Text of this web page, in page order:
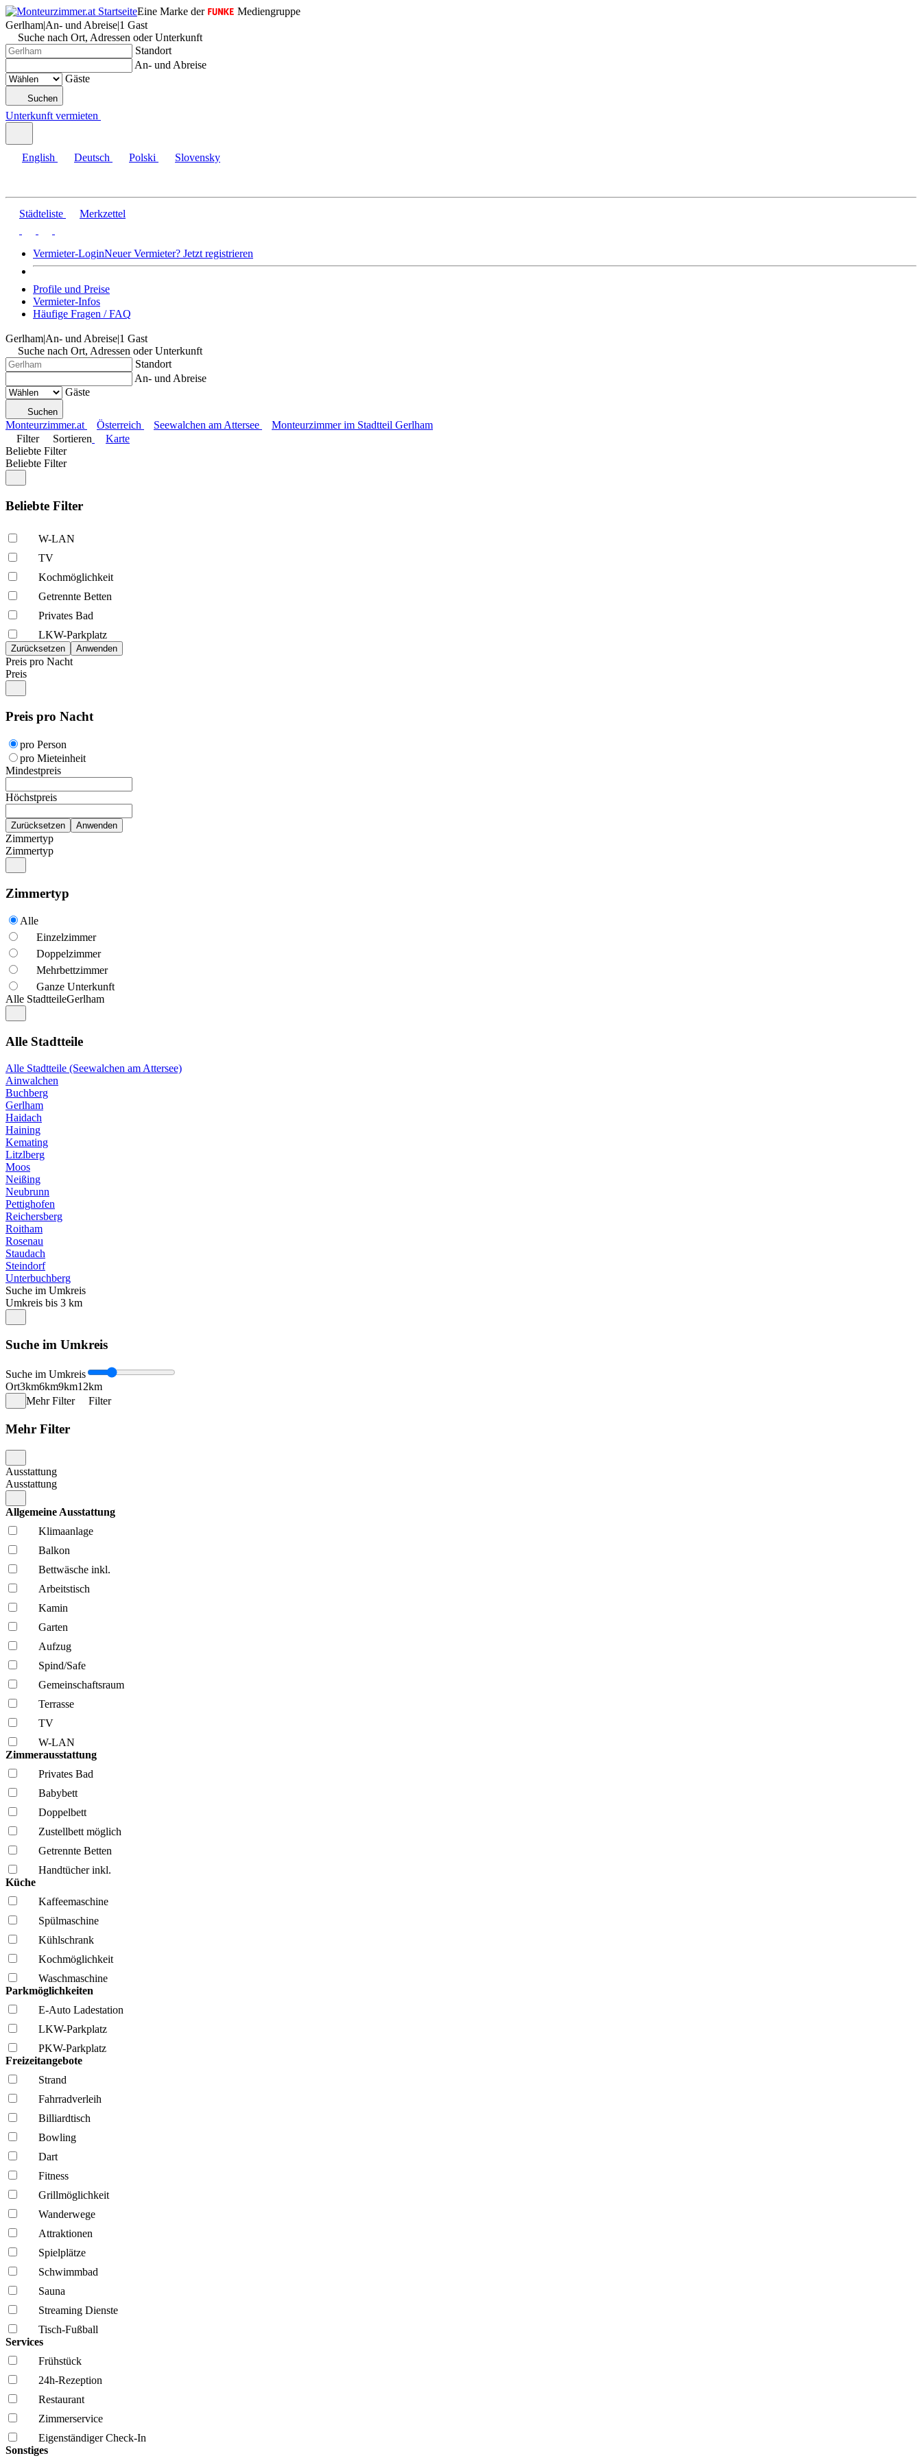
Eine Marke der
Mediengruppe
Gerlham|An- und Abreise|1 Gast
Suche nach Ort, Adressen oder Unterkunft
Standort
An- und Abreise
Gäste
Suchen
Unterkunft vermieten
English Deutsch Polski Slovensky
Städteliste Merkzettel
Vermieter-LoginNeuer Vermieter? Jetzt registrieren
Profile und Preise
Vermieter-Infos
Häufige Fragen / FAQ
Gerlham|An- und Abreise|1 Gast
Suche nach Ort, Adressen oder Unterkunft
Standort
An- und Abreise
Gäste
Suchen
Monteurzimmer.at Österreich Seewalchen am Attersee
Monteurzimmer im Stadtteil Gerlham
Filter
Sortieren
Karte
Beliebte Filter
Beliebte Filter
Beliebte Filter
W-LAN
TV
Kochmöglich­keit
Getrennte Betten
Privates Bad
LKW-Parkplatz
Preis pro Nacht
Preis
Preis pro Nacht
pro Person
pro Mieteinheit
Mindestpreis
Höchstpreis
Zimmertyp
Zimmertyp
Zimmertyp
Alle
Einzelzimmer
Doppelzimmer
Mehrbettzimmer
Ganze Unterkunft
Alle StadtteileGerlham
Alle Stadtteile
Alle Stadtteile (Seewalchen am Attersee)
Ainwalchen
Buchberg
Gerlham
Haidach
Haining
Kemating
Litzlberg
Moos
Neißing
Neubrunn
Pettighofen
Reichersberg
Roitham
Rosenau
Staudach
Steindorf
Unterbuchberg
Suche im Umkreis
Umkreis bis 3 km
Suche im Umkreis
Suche im Umkreis
Ort3km6km9km12km
Mehr Filter
Filter
Mehr Filter
Ausstattung
Ausstattung
Allgemeine Ausstattung
Klima­anlage
Balkon
Bettwäsche inkl.
Arbeitstisch
Kamin
Garten
Aufzug
Spind/Safe
Gemeinschafts­raum
Terrasse
TV
W-LAN
Zimmerausstattung
Privates Bad
Babybett
Doppelbett
Zustellbett möglich
Getrennte Betten
Handtücher inkl.
Küche
Kaffee­maschine
Spül­maschine
Kühl­schrank
Kochmöglich­keit
Wasch­maschine
Parkmöglichkeiten
E-Auto Ladestation
LKW-Parkplatz
PKW-Parkplatz
Freizeitangebote
Strand
Fahrrad­verleih
Billiardtisch
Bowling
Dart
Fitness
Grillmöglich­keit
Wanderwege
Attraktionen
Spielplätze
Schwimmbad
Sauna
Streaming Dienste
Tisch-Fußball
Services
Frühstück
24h-Rezeption
Restaurant
Zimmerservice
Eigenständiger Check-In
Sonstiges